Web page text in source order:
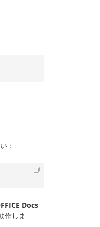
：
Docs
作しま